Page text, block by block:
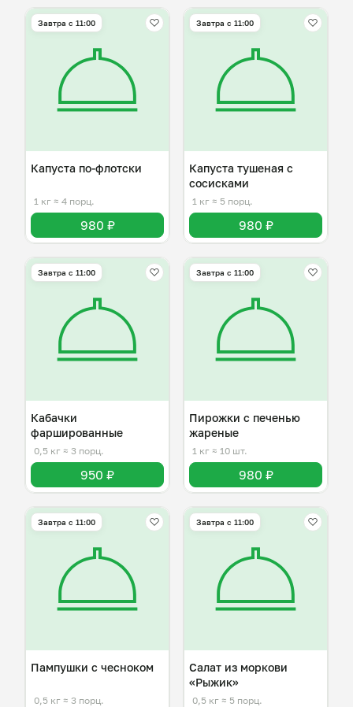
Завтра c 11:00
Капуста по-флотски
1 кг ≈ 4 порц.
980 ₽
Завтра c 11:00
Капуста тушеная с
сосисками
1 кг ≈ 5 порц.
980 ₽
Завтра c 11:00
Кабачки
фаршированные
0,5 кг ≈ 3 порц.
950 ₽
Завтра c 11:00
Пирожки с печенью
жареные
1 кг ≈ 10 шт.
980 ₽
Завтра c 11:00
Пампушки с чесноком
0,5 кг ≈ 3 порц.
Завтра c 11:00
Салат из моркови
«Рыжик»
0,5 кг ≈ 5 порц.